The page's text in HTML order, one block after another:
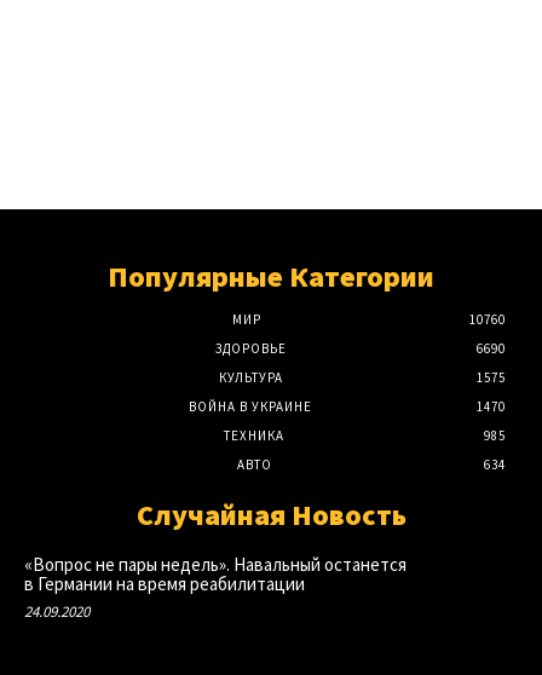
Популярные Категории
МИР
10760
ЗДОРОВЬЕ
6690
КУЛЬТУРА
1575
ВОЙНА В УКРАИНЕ
1470
ТЕХНИКА
985
АВТО
634
Случайная Новость
«Вопрос не пары недель». Навальный останется
в Германии на время реабилитации
24.09.2020